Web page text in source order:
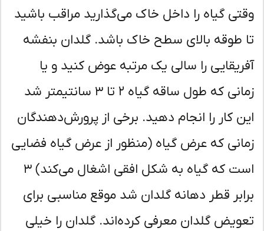
گیاه را داخل خاک می‌گذارید مراقب باشید
طوقه بالای سطح خاک باشد. گلدان بنفشه
را سالی یک مرتبه عوض کنید و یا
زمانی که طول ساقه گیاه ۲ تا ۳ سانتیمتر شد
کار را انجام دهید. برخی از پرورش‌دهندگان
که عرض گیاه (منظور از عرض گیاه فضایی
است که گیاه به شکل افقی اشغال می‌کند) ۳
قطر دهانه گلدان شد موقع مناسبی برای
گلدان معرفی کرده‌اند. گلدان را خیلی